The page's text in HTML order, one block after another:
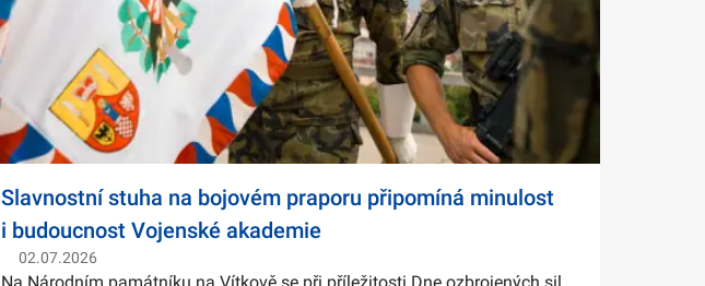
Slavnostní stuha na bojovém praporu připomíná minulost
i budoucnost Vojenské akademie
02.07.2026